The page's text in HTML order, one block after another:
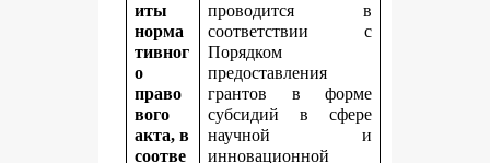
иты
норма
тивног
о
право
вого
акта, в
соотве
проводится в
соответствии с
Порядком
предоставления
грантов в форме
субсидий в сфере
научной и
инновационной